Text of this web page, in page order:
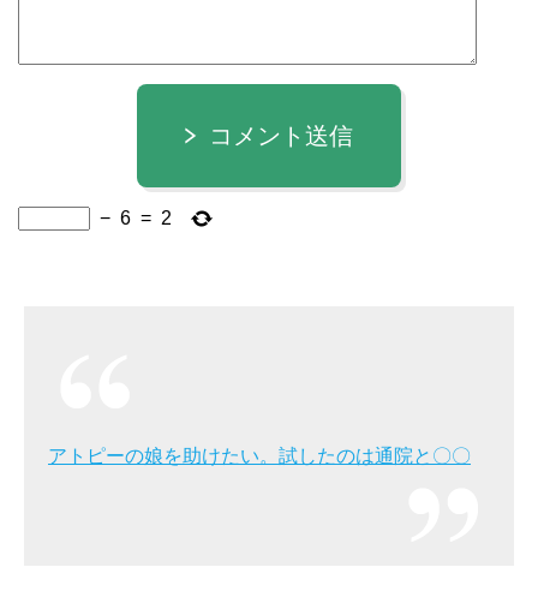
コメント送信
− 6 = 2
アトピーの娘を助けたい。試したのは通院と〇〇